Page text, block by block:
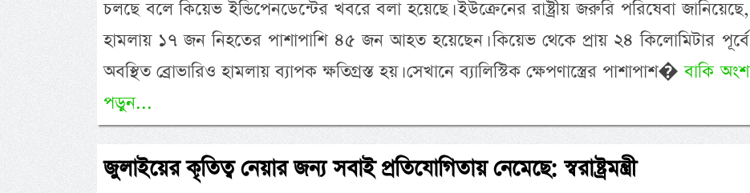
চলছে বলে কিয়েভ ইন্ডিপেনডেন্টের খবরে বলা হয়েছে। ইউক্রেনের রাষ্ট্রীয় জরুরি পরিষেবা জানিয়েছে,
হামলায় ১৭ জন নিহতের পাশাপাশি ৪৫ জন আহত হয়েছেন। কিয়েভ থেকে প্রায় ২৪ কিলোমিটার পূর্বে
অবস্থিত ব্রোভারিও হামলায় ব্যাপক ক্ষতিগ্রস্ত হয়। সেখানে ব্যালিস্টিক ক্ষেপণাস্ত্রের পাশাপাশ�বাকি অংশ
পড়ুন...
জুলাইয়ের কৃতিত্ব নেয়ার জন্য সবাই প্রতিযোগিতায় নেমেছে: স্বরাষ্ট্রমন্ত্রী